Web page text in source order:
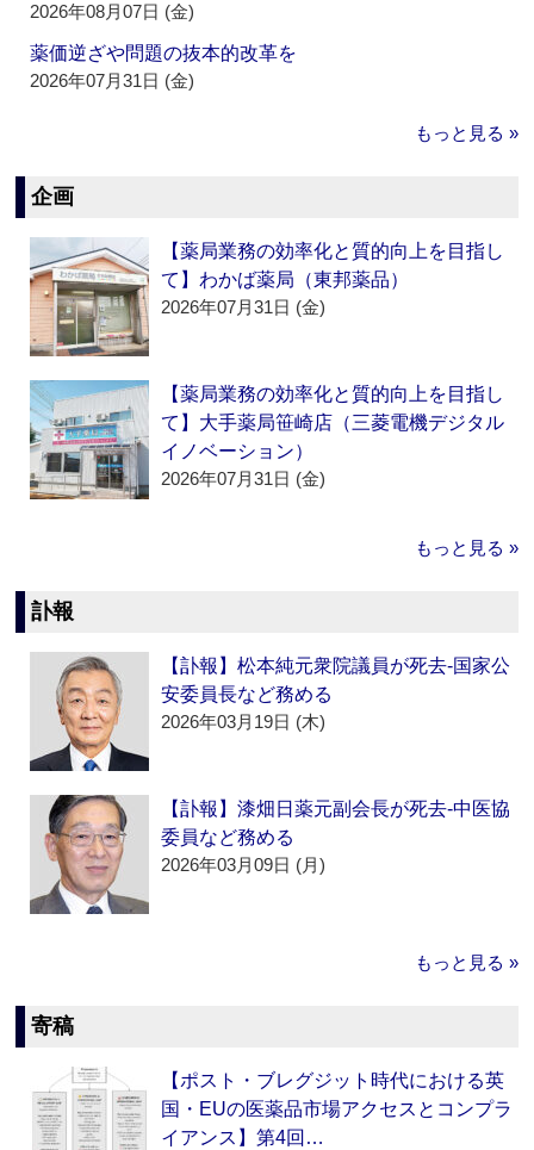
2026年08月07日 (金)
薬価逆ざや問題の抜本的改革を
2026年07月31日 (金)
もっと見る »
企画
【薬局業務の効率化と質的向上を目指し
て】わかば薬局（東邦薬品）
2026年07月31日 (金)
【薬局業務の効率化と質的向上を目指し
て】大手薬局笹崎店（三菱電機デジタル
イノベーション）
2026年07月31日 (金)
もっと見る »
訃報
【訃報】松本純元衆院議員が死去‐国家公
安委員長など務める
2026年03月19日 (木)
【訃報】漆畑日薬元副会長が死去‐中医協
委員など務める
2026年03月09日 (月)
もっと見る »
寄稿
【ポスト・ブレグジット時代における英
国・EUの医薬品市場アクセスとコンプラ
イアンス】第4回…